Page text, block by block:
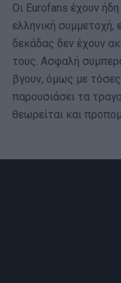
Οι Eurofans έχουν
ελληνική
δεκάδας δεν έχουν
τους. Aσφαλή
βγουν, όμως με
παρουσιάσει τα
θεωρείται και